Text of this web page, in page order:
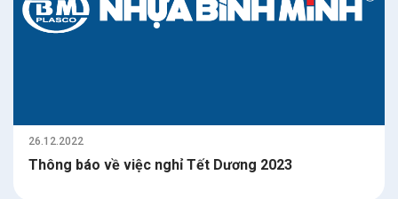
26.12.2022
Thông báo về việc nghỉ Tết Dương 2023